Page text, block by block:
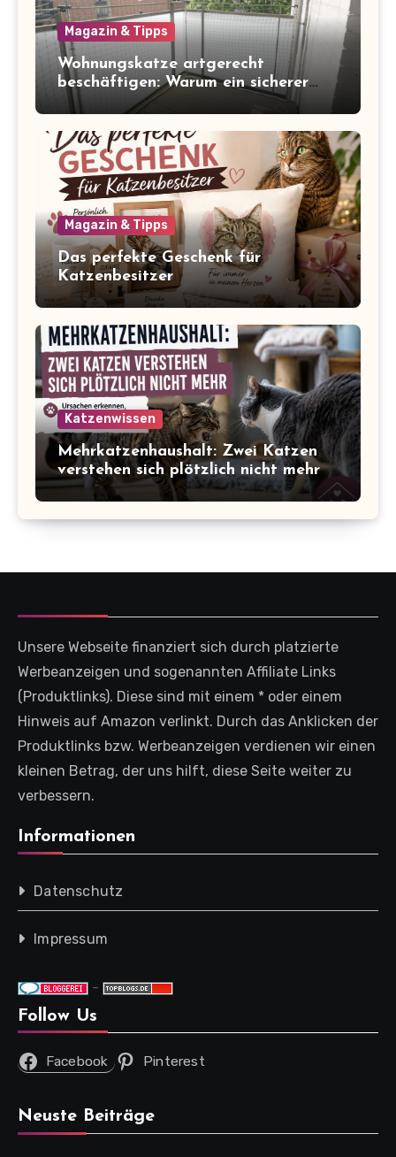
Magazin & Tipps
Wohnungskatze artgerecht
beschäftigen: Warum ein sicherer
Balkon zum Freigang dazugehört
Magazin & Tipps
Das perfekte Geschenk für
Katzenbesitzer
Katzenwissen
Mehrkatzenhaushalt: Zwei Katzen
verstehen sich plötzlich nicht mehr
Unsere Webseite finanziert sich durch platzierte
Werbeanzeigen und sogenannten Affiliate Links
(Produktlinks). Diese sind mit einem * oder einem
Hinweis auf Amazon verlinkt. Durch das Anklicken der
Produktlinks bzw. Werbeanzeigen verdienen wir einen
kleinen Betrag, der uns hilft, diese Seite weiter zu
verbessern.
Informationen
Datenschutz
Impressum
-
Follow Us
Facebook Pinterest
Neuste Beiträge